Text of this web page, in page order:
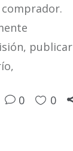
publicar
0 0